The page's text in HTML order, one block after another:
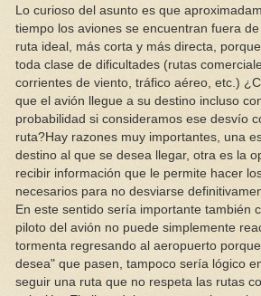
Lo curioso del asunto es que
tiempo los aviones se encuentran fuera
ruta ideal, más corta y más directa,
toda clase de dificultades (rutas
corrientes de viento, tráfico aéreo, etc.)
que el avión llegue a su destino incluso
probabilidad si consideramos ese desvío
ruta?Hay razones muy importantes, una
destino al que se desea llegar, otra es la
recibir información que le permite hacer
necesarios para no desviarse
En este sentido sería importante también
piloto del avión no puede simplemente
tormenta regresando al aeropuerto
desea" que pasen, tampoco sería lógico
seguir una ruta que no respeta las rutas